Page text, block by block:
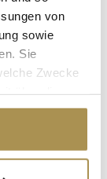
von
sowie
Sie
Zwecke
Privacy